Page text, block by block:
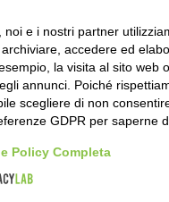
precampionato
22 ore fa
comunali: dalla
euro per ampliare gli
parità di tariffa
di Sole del 12
verso la
noi e i nostri partner
accedere ed
la visita al sito web
annunci. Poiché
scegliere di non
GDPR per saperne
Policy Completa